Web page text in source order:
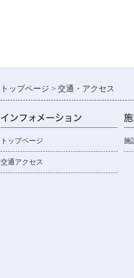
トップページ 交通・アクセス
インフォメーション
トップページ
交通アクセス
施